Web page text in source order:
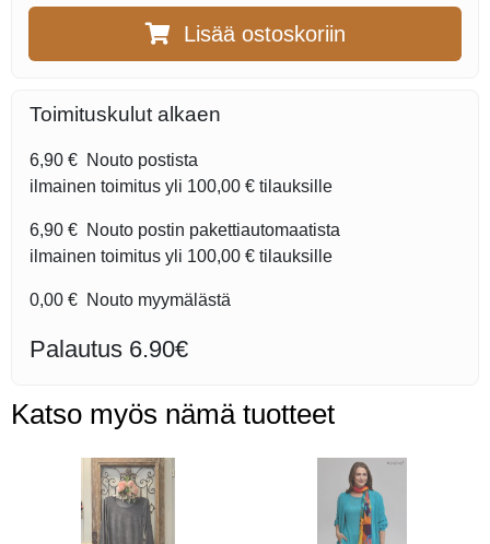
Lisää ostoskoriin
Toimituskulut alkaen
6,90 € Nouto postista
ilmainen toimitus yli 100,00 € tilauksille
6,90 € Nouto postin pakettiautomaatista
ilmainen toimitus yli 100,00 € tilauksille
0,00 € Nouto myymälästä
Palautus 6.90€
Katso myös nämä tuotteet